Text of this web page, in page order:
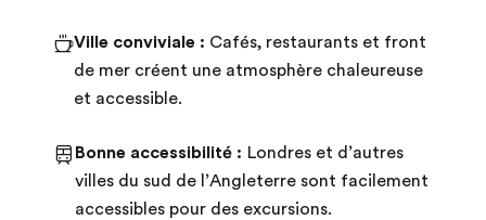
Ville conviviale : Cafés, restaurants et front
de mer créent une atmosphère chaleureuse
et accessible.
Bonne accessibilité : Londres et d’autres
villes du sud de l’Angleterre sont facilement
accessibles pour des excursions.